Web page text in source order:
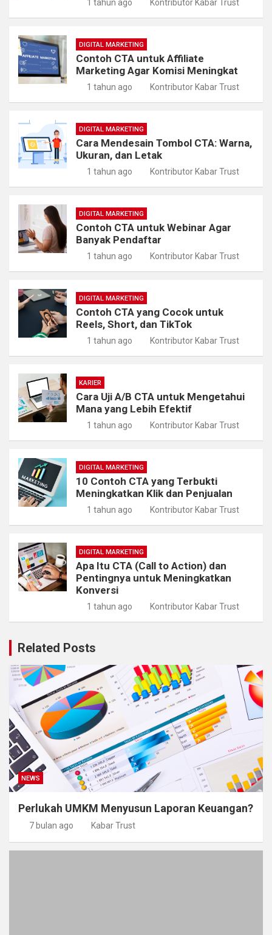
1 tahun ago Kontributor Kabar Trust
DIGITAL MARKETING
Contoh CTA untuk Affiliate
Marketing Agar Komisi Meningkat
1 tahun ago Kontributor Kabar Trust
DIGITAL MARKETING
Cara Mendesain Tombol CTA: Warna,
Ukuran, dan Letak
1 tahun ago Kontributor Kabar Trust
DIGITAL MARKETING
Contoh CTA untuk Webinar Agar
Banyak Pendaftar
1 tahun ago Kontributor Kabar Trust
DIGITAL MARKETING
Contoh CTA yang Cocok untuk
Reels, Short, dan TikTok
1 tahun ago Kontributor Kabar Trust
KARIER
Cara Uji A/B CTA untuk Mengetahui
Mana yang Lebih Efektif
1 tahun ago Kontributor Kabar Trust
DIGITAL MARKETING
10 Contoh CTA yang Terbukti
Meningkatkan Klik dan Penjualan
1 tahun ago Kontributor Kabar Trust
DIGITAL MARKETING
Apa Itu CTA (Call to Action) dan
Pentingnya untuk Meningkatkan
Konversi
1 tahun ago Kontributor Kabar Trust
Related Posts
NEWS
Perlukah UMKM Menyusun Laporan Keuangan?
7 bulan ago Kabar Trust